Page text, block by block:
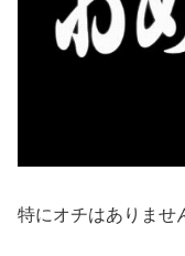
特にオチはありませ